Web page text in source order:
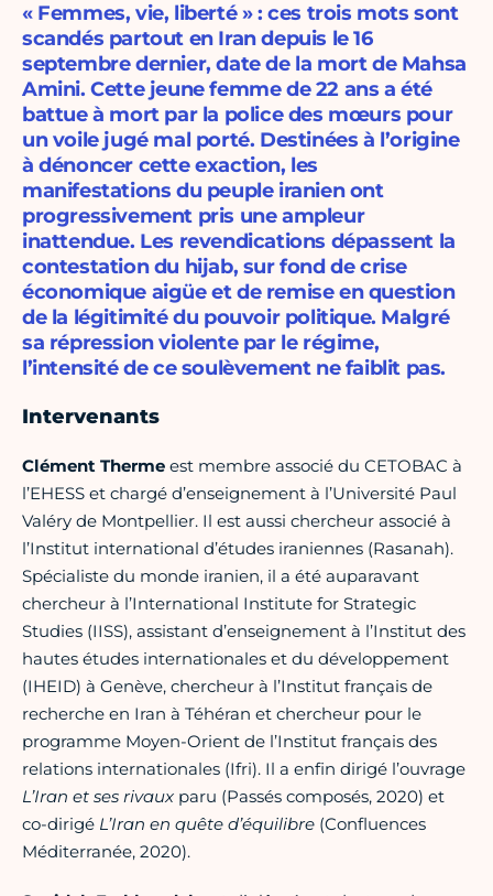
« Femmes, vie, liberté » : ces trois mots sont
scandés partout en Iran depuis le 16
septembre dernier, date de la mort de Mahsa
Amini. Cette jeune femme de 22 ans a été
battue à mort par la police des mœurs pour
un voile jugé mal porté. Destinées à l’origine
à dénoncer cette exaction, les
manifestations du peuple iranien ont
progressivement pris une ampleur
inattendue. Les revendications dépassent la
contestation du hijab, sur fond de crise
économique aigüe et de remise en question
de la légitimité du pouvoir politique. Malgré
sa répression violente par le régime,
l’intensité de ce soulèvement ne faiblit pas.
Intervenants
Clément Therme est membre associé du CETOBAC à
l’EHESS et chargé d’enseignement à l’Université Paul
Valéry de Montpellier. Il est aussi chercheur associé à
l’Institut international d’études iraniennes (Rasanah).
Spécialiste du monde iranien, il a été auparavant
chercheur à l’International Institute for Strategic
Studies (IISS), assistant d’enseignement à l’Institut des
hautes études internationales et du développement
(IHEID) à Genève, chercheur à l’Institut français de
recherche en Iran à Téhéran et chercheur pour le
programme Moyen-Orient de l’Institut français des
relations internationales (Ifri). Il a enfin dirigé l’ouvrage
L’Iran et ses rivaux paru (Passés composés, 2020) et
co-dirigé L’Iran en quête d’équilibre (Confluences
Méditerranée, 2020).